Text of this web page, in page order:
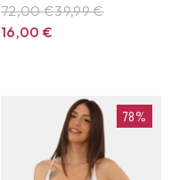
72,00 €39,99€
16,00€
78%